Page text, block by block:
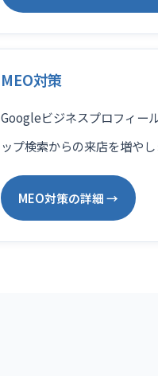
MEO対策
Googleビジネスプロフィー
ップ検索からの来店を増やし
MEO対策の詳細 →